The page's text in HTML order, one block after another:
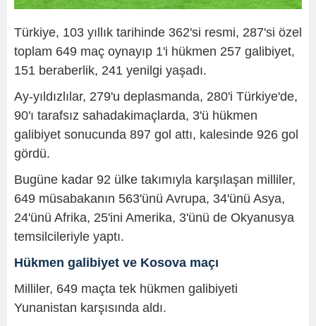
Türkiye, 103 yıllık tarihinde 362'si resmi, 287'si özel
toplam 649 maç oynayıp 1'i hükmen 257 galibiyet,
151 beraberlik, 241 yenilgi yaşadı.
Ay-yıldızlılar, 279'u deplasmanda, 280'i Türkiye'de,
90'ı tarafsız sahadakimaçlarda, 3'ü hükmen
galibiyet sonucunda 897 gol attı, kalesinde 926 gol
gördü.
Bugüne kadar 92 ülke takımıyla karşılaşan milliler,
649 müsabakanın 563'ünü Avrupa, 34'ünü Asya,
24'ünü Afrika, 25'ini Amerika, 3'ünü de Okyanusya
temsilcileriyle yaptı.
Hükmen galibiyet ve Kosova maçı
Milliler, 649 maçta tek hükmen galibiyeti
Yunanistan karşısında aldı.